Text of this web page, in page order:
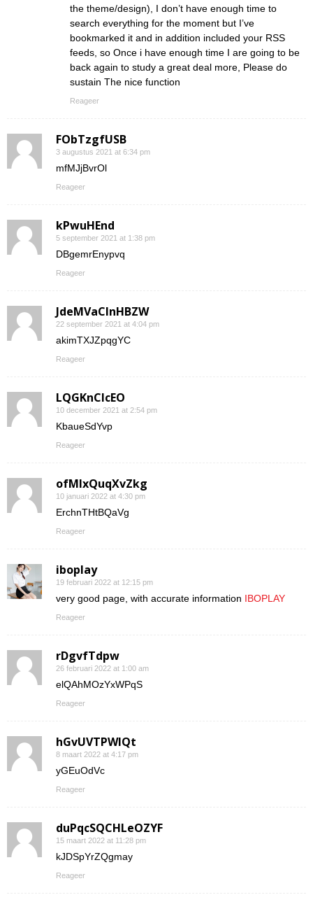
the theme/design), I don’t have enough time to
search everything for the moment but I’ve
bookmarked it and in addition included your RSS
feeds, so Once i have enough time I are going to be
back again to study a great deal more, Please do
sustain The nice function
Reageer
FObTzgfUSB
3 augustus 2021 at 6:34 pm
mfMJjBvrOl
Reageer
kPwuHEnd
5 september 2021 at 1:38 pm
DBgemrEnypvq
Reageer
JdeMVaClnHBZW
22 september 2021 at 4:04 pm
akimTXJZpqgYC
Reageer
LQGKnCIcEO
10 december 2021 at 2:54 pm
KbaueSdYvp
Reageer
ofMIxQuqXvZkg
10 januari 2022 at 4:30 pm
ErchnTHtBQaVg
Reageer
iboplay
19 februari 2022 at 12:15 pm
very good page, with accurate information IBOPLAY
Reageer
rDgvfTdpw
26 februari 2022 at 1:00 am
elQAhMOzYxWPqS
Reageer
hGvUVTPWIQt
8 maart 2022 at 4:17 pm
yGEuOdVc
Reageer
duPqcSQCHLeOZYF
15 maart 2022 at 11:28 pm
kJDSpYrZQgmay
Reageer